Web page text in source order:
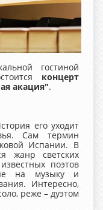
гостиной
концерт
акация".
его уходит
Сам термин
Испании. В
жанр светских
поэтов
на музыку и
Интересно,
реже – дуэтом